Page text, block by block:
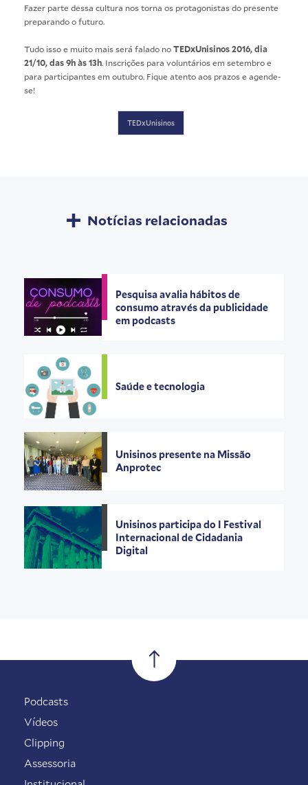
Fazer parte dessa cultura nos torna os protagonistas do presente
preparando o futuro.
Tudo isso e muito mais será falado noTEDxUnisinos 2016, dia
21/10, das 9h às 13h. Inscrições para voluntários em setembro e
para participantes em outubro. Fique atento aos prazos e agende-
se!
TEDxUnisinos
Notícias relacionadas
Pesquisa avalia hábitos de
consumo através da publicidade
em podcasts
Saúde e tecnologia
Unisinos presente na Missão
Anprotec
Unisinos participa do I Festival
Internacional de Cidadania
Digital
Podcasts
Vídeos
Clipping
Assessoria